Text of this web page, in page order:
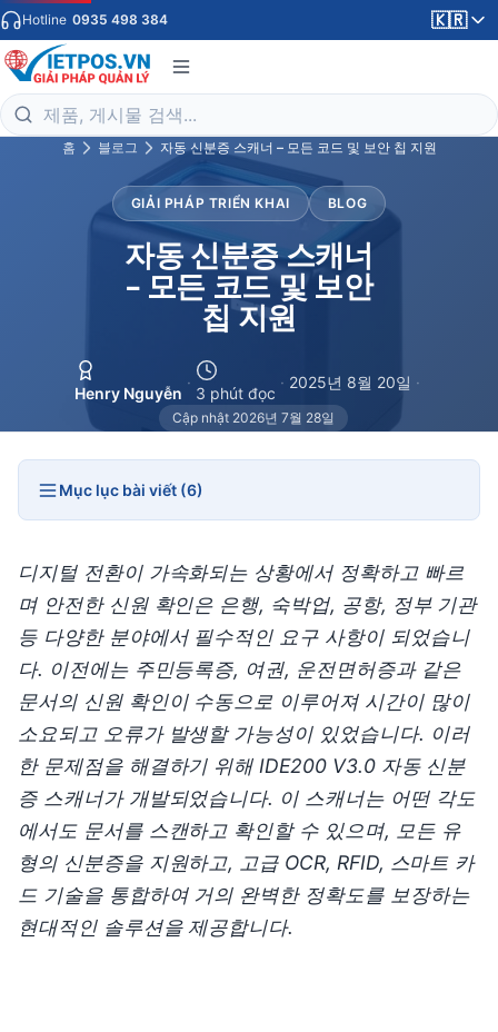
Hotline 0935 498 384 🇰🇷
홈 블로그 자동 신분증 스캐너 – 모든 코드 및 보안 칩 지원
GIẢI PHÁP TRIỂN KHAI BLOG
자동 신분증 스캐너
– 모든 코드 및 보안
칩 지원
Henry Nguyễn
·
3 phút đọc
· 2025년 8월 20일 ·
Cập nhật 2026년 7월 28일
Mục lục bài viết (6)
디지털 전환이 가속화되는 상황에서 정확하고 빠르
며 안전한 신원 확인은 은행, 숙박업, 공항, 정부 기관
등 다양한 분야에서 필수적인 요구 사항이 되었습니
다. 이전에는 주민등록증, 여권, 운전면허증과 같은
문서의 신원 확인이 수동으로 이루어져 시간이 많이
소요되고 오류가 발생할 가능성이 있었습니다. 이러
한 문제점을 해결하기 위해 IDE200 V3.0 자동 신분
증 스캐너가 개발되었습니다. 이 스캐너는 어떤 각도
에서도 문서를 스캔하고 확인할 수 있으며, 모든 유
형의 신분증을 지원하고, 고급 OCR, RFID, 스마트 카
드 기술을 통합하여 거의 완벽한 정확도를 보장하는
현대적인 솔루션을 제공합니다.